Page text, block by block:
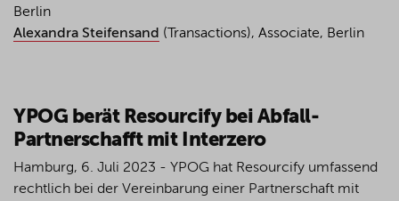
Berlin
Alexandra Steifensand (Transactions), Associate, Berlin
YPOG berät Resourcify bei Abfall-
Partnerschafft mit Interzero
Hamburg, 6. Juli 2023 - YPOG hat Resourcify umfassend
rechtlich bei der Vereinbarung einer Partnerschaft mit